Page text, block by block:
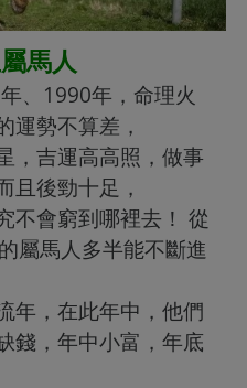
馬人
、1990年，命理火
運勢不算差，
，吉運高高照，做事
且後勁十足，
不會窮到哪裡去！ 從
屬馬人多半能不斷進
年，在此年中，他們
錢，年中小富，年底